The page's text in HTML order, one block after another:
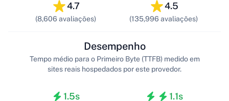
4.7
(8,606 avaliações)
4.5
(135,996 avaliações)
1.5s
Desempenho
Tempo médio para o Primeiro Byte (TTFB) medido em
sites reais hospedados por este provedor.
1.1s